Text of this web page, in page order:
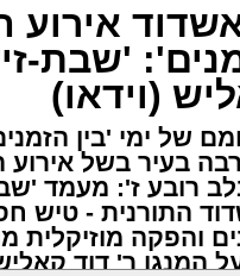
קדישא של
נשא האדמו"ר
שליט"א, נשיא ממלכת
דרשה מיוחדת ממקום
אירוע
'שבת-
(וידאו)
של ימי 'בין
בעיר בשל אירוע
רובע ז': מעמד
התורנית - טיש
והפקה מוזיקלית
המנגן ר' דוד